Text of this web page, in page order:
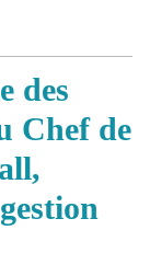
des
Chef de